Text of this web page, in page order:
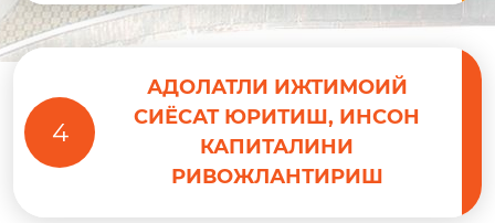
4
АДОЛАТЛИ ИЖТИМОИЙ
СИЁСАТ ЮРИТИШ, ИНСОН
КАПИТАЛИНИ
РИВОЖЛАНТИРИШ